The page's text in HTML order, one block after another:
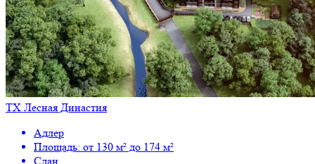
ТХ Лесная Династия
Адлер
Площадь: от 130 м² до 174 м²
Сдан